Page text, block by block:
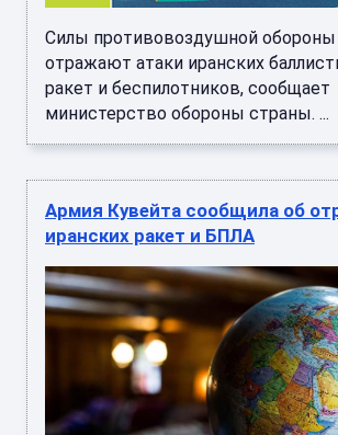
Силы противовоздушной
отражают атаки иранских
ракет и беспилотников, сообщает
министерство обороны страны. ...
Армия Кувейта сообщила об
иранских ракет и БПЛА